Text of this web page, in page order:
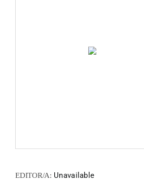
EDITOR/A: Unavailable